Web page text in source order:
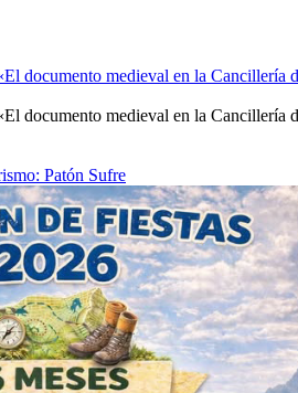
documento medieval en la Cancillería
documento medieval en la Cancillería
Patón Sufre